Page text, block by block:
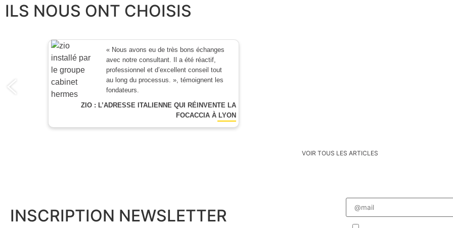
ILS NOUS ONT CHOISIS
« Nous avons eu de très bons échanges
avec notre consultant. Il a été réactif,
professionnel et d’excellent conseil tout
au long du processus. », témoignent les
fondateurs.
ZIO : L’ADRESSE ITALIENNE QUI RÉINVENTE LA
FOCACCIA À LYON
VOIR TOUS LES ARTICLES
INSCRIPTION NEWSLETTER
Veuillez
laisser
ce